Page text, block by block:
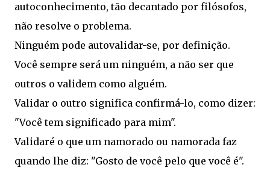
autoconhecimento, tão decantado por filósofos,
não resolve o problema.
Ninguém pode autovalidar-se, por definição.
Você sempre será um ninguém, a não ser que
outros o validem como alguém.
Validar o outro significa confirmá-lo, como dizer:
"Você tem significado para mim".
Validaré o que um namorado ou namorada faz
quando lhe diz: "Gosto de você pelo que você é".